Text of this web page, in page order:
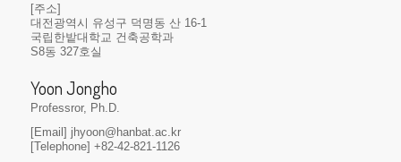
[주소]
대전광역시 유성구 덕명동 산 16-1
국립한밭대학교 건축공학과
S8동 327호실
Yoon Jongho
Professror, Ph.D.
[Email] jhyoon@hanbat.ac.kr
[Telephone] +82-42-821-1126